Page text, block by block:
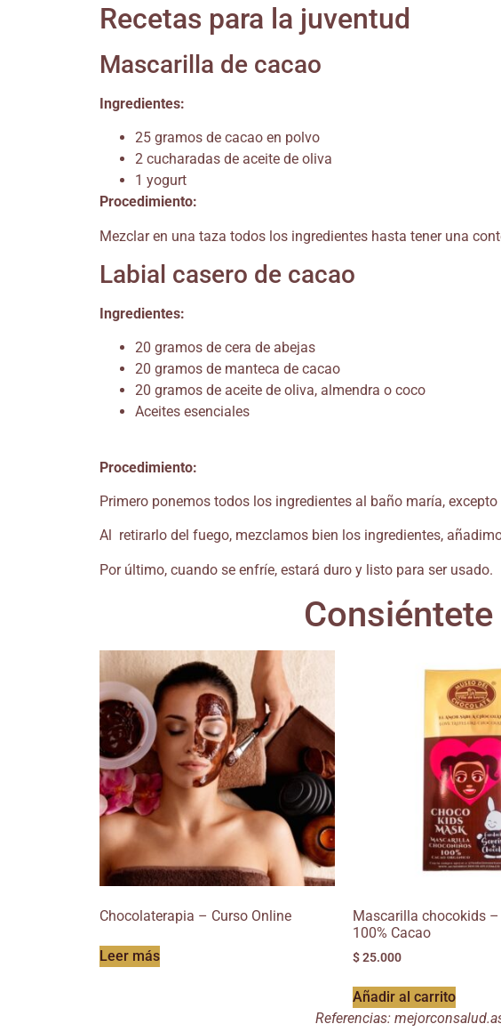
Recetas para la juventud
Mascarilla de cacao
Ingredientes:
25 gramos de cacao en polvo
2 cucharadas de aceite de oliva
1 yogurt
Procedimiento:
Mezclar en una taza todos los ingredientes hasta tener una
Labial casero de cacao
Ingredientes:
20 gramos de cera de abejas
20 gramos de manteca de cacao
20 gramos de aceite de oliva, almendra o coco
Aceites esenciales
Procedimiento:
Primero ponemos todos los ingredientes al baño maría,
Al retirarlo del fuego, mezclamos bien los ingredientes,
Por último, cuando se enfríe, estará duro y listo para ser usado.
Chocolaterapia – Curso Online
Leer más
Mascarilla chocokids
100% Cacao
$25.000
Añadir al carrito
Referencias: